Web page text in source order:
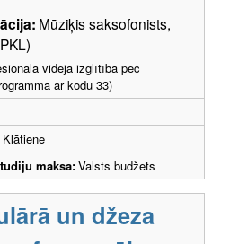
Mūziķis saksofonists,
vidējā izglītība pēc
ar kodu 33)
Klātiene
maksa:Valsts budžets
un džeza